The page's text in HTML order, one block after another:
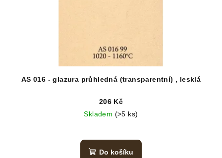
AS 016 - glazura průhledná (transparentní) , lesklá
206 Kč
Skladem (>5 ks)
Do košíku